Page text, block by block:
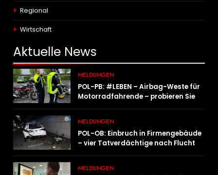
Regional
Wirtschaft
Aktuelle News
MELDUNGEN
POL-PB: #LEBEN – Airbag-Weste für
Motorradfahrende – probieren Sie es
MELDUNGEN
POL-OB: Einbruch in Firmengebäude
– vier Tatverdächtige nach Flucht
MELDUNGEN